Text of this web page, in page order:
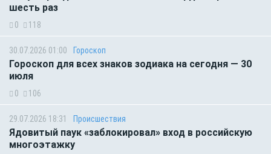
шесть раз
0 118
30.07.2026 01:00 Гороскоп
Гороскоп для всех знаков зодиака на сегодня — 30
июля
0 106
29.07.2026 18:31 Происшествия
Ядовитый паук «заблокировал» вход в российскую
многоэтажку